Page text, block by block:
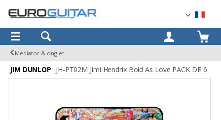
OK
Médiator & onglet
JIM DUNLOP JH-PT02M Jimi Hendrix Bold As Love PACK DE 6